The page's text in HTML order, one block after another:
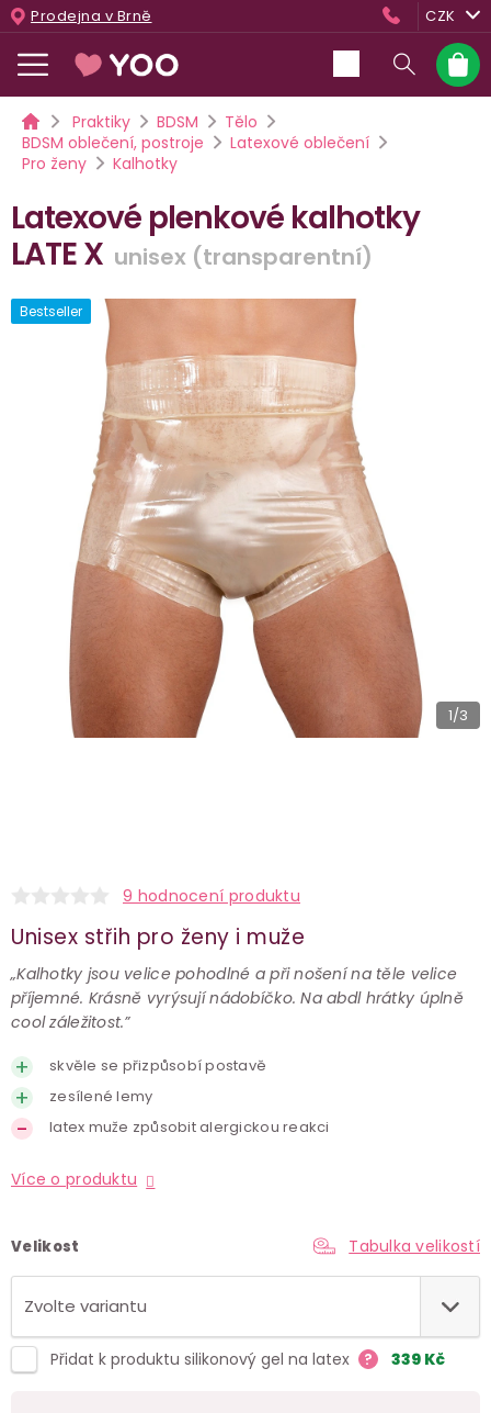
Přejít
na
obsah
Prodejna v Brně CZK
košík
DomůPraktiky BDSM
Tělo
BDSM oblečení, postroje
Latexové oblečení
Pro ženy
Kalhotky
Latexové plenkové kalhotky
LATE X unisex (transparentní)
1/3
Bestseller
9 hodnocení produktu
Unisex střih pro ženy i muže
„Kalhotky jsou velice pohodlné a při nošení na těle velice
příjemné. Krásně vyrýsují nádobíčko. Na abdl hrátky úplně
cool záležitost.”
skvěle se přizpůsobí postavě
zesílené lemy
latex muže způsobit alergickou reakci
Více o produktu
Velikost Tabulka velikostí
Přidat k produktu silikonový gel na latex ? 339 Kč